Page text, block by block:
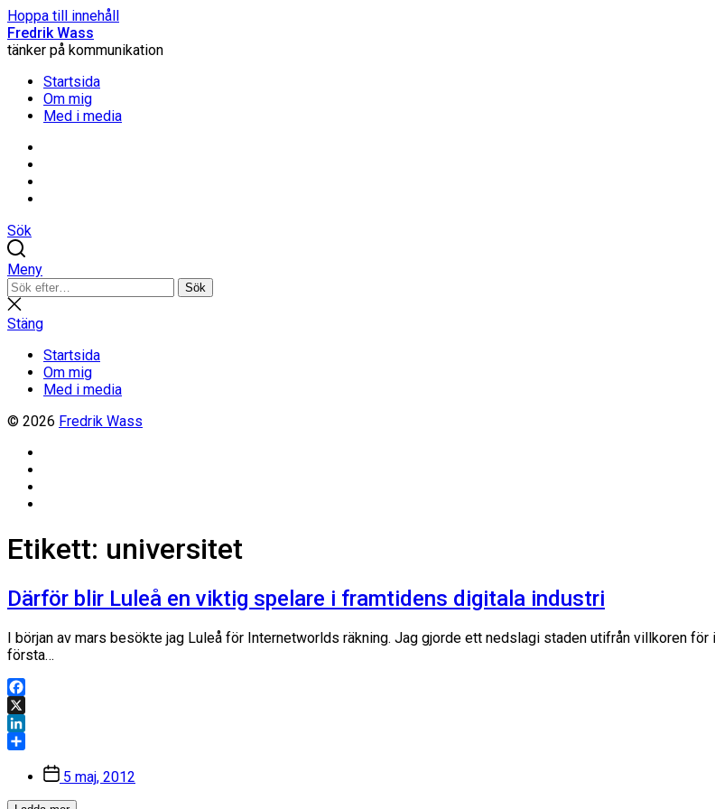
Hoppa till innehåll
Fredrik Wass
tänker på kommunikation
Startsida
Om mig
Med i media
Sök
Meny
Sök
efter:
Sök
Stäng
sökning
Stäng
Startsida
Om mig
Med i media
© 2026 Fredrik Wass
Etikett: universitet
Därför blir Luleå en viktig spelare i framtidens digitala industri
I början av mars besökte jag Luleå för Internetworlds räkning. Jag gjorde ett nedslagi staden utifrån villkoren
första…
Facebook
X
LinkedIn
Inläggsdatum
5 maj, 2012